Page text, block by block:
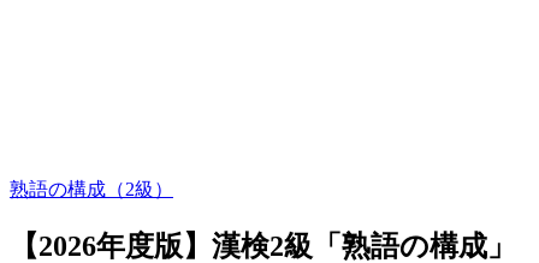
熟語の構成（2級）
【2026年度版】漢検2級「熟語の構成」